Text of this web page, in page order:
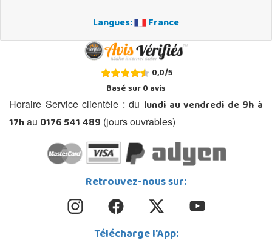
Langues: France
0,0/5
Basé sur0avis
Horaire Service clientèle : du lundi au vendredi de 9h à
17hau 0176 541 489 (jours ouvrables)
Retrouvez-nous sur:
Télécharge l'App: